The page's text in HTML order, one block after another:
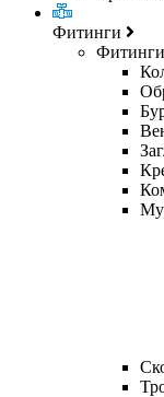
Фитинги